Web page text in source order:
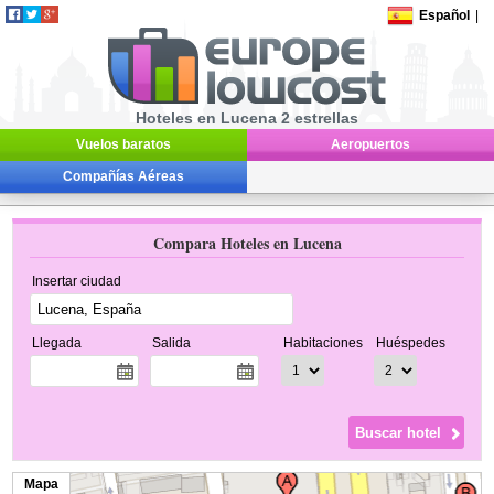
Español
Hoteles en Lucena 2 estrellas
Vuelos baratos Aeropuertos
Compañías Aéreas
Compara Hoteles en Lucena
Insertar ciudad
Llegada Salida Habitaciones Huéspedes
Mapa